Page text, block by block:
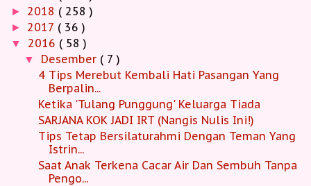
► 2018 ( 258 )
► 2017 ( 36 )
▼ 2016 ( 58 )
▼ Desember ( 7 )
4 Tips Merebut Kembali Hati Pasangan Yang
Berpalin...
Ketika 'Tulang Punggung' Keluarga Tiada
SARJANA KOK JADI IRT (Nangis Nulis Ini!)
Tips Tetap Bersilaturahmi Dengan Teman Yang
Istrin...
Saat Anak Terkena Cacar Air Dan Sembuh Tanpa
Pengo...